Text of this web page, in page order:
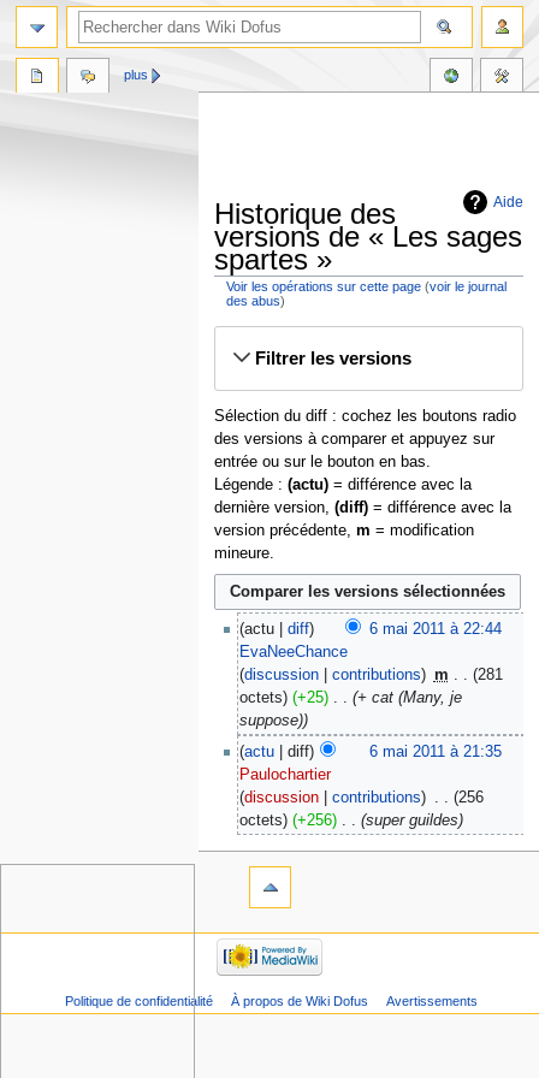
Aide
Historique des
versions de « Les sages
spartes »
Voir les opérations sur cette page (voir le journal
des abus)
Filtrer les versions
Sélection du diff : cochez les boutons radio
des versions à comparer et appuyez sur
entrée ou sur le bouton en bas.
Légende : (actu)= différence avec la
dernière version, (diff)= différence avec la
version précédente, m = modification
mineure.
actu diff
6 mai 2011 à 22:44
EvaNeeChance
discussion
contributions m
281
octets
+25
+ cat (Many, je
suppose)
actu
diff
6 mai 2011 à 21:35
Paulochartier
discussion
contributions
256
octets
+256 super guildes
plus
Politique de confidentialité À propos de Wiki Dofus Avertissements